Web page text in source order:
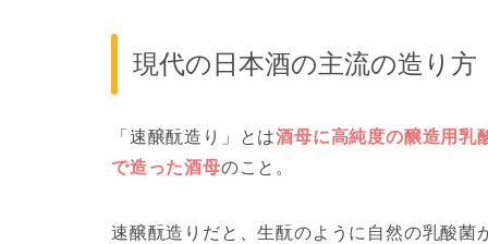
現代の日本酒の主流の造り方
「速醸酛造り」とは酒母に高純度の醸造用乳
で造った酒母のこと。
速醸酛造りだと、生酛のように自然の乳酸